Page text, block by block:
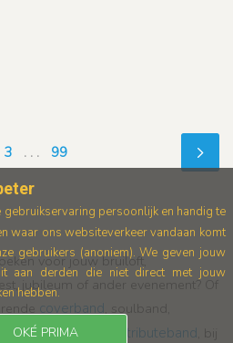
3 . . . 99
voor jouw bruiloft,
jubileum of ander evenement? Of
coverband , soulband,
of eenrockende tributeband , bij
gebruikservaring persoonlijk en handig te
waar onswebsiteverkeer vandaan komt
gebruikers (anoniem). We geven jouw
aan derden die niet direct met jouw
hebben.
OKÉ PRIMA